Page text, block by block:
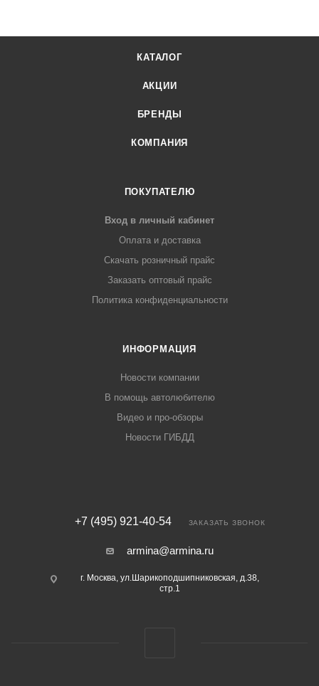
КАТАЛОГ
АКЦИИ
БРЕНДЫ
КОМПАНИЯ
ПОКУПАТЕЛЮ
Вход в личный кабинет
Оплата и доставка
Скачать розничный прайс
Заказать оптовый прайс
Политика конфиденциальности
ИНФОРМАЦИЯ
Новости компании
В помощь автолюбителю
Видео и про-обзоры
Новости ГИБДД
+7 (495) 921-40-54 ЗАКАЗАТЬ ЗВОНОК
armina@armina.ru
г. Москва, ул.Шарикоподшипниковская, д.38,
стр.1